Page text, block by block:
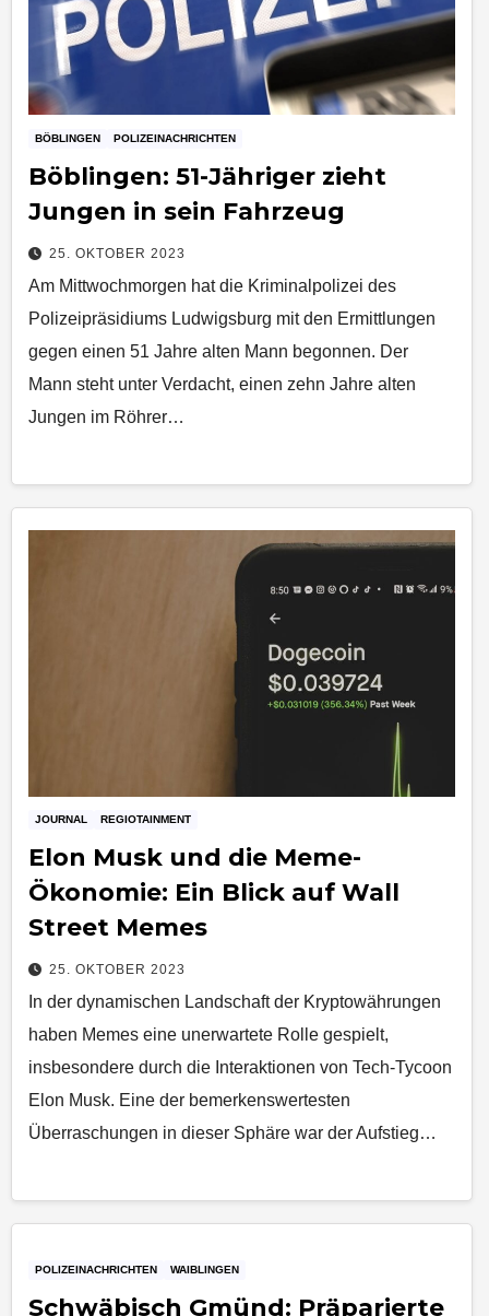
BÖBLINGEN POLIZEINACHRICHTEN
Böblingen: 51-Jähriger zieht
Jungen in sein Fahrzeug
25. OKTOBER 2023
Am Mittwochmorgen hat die Kriminalpolizei des
Polizeipräsidiums Ludwigsburg mit den Ermittlungen
gegen einen 51 Jahre alten Mann begonnen. Der
Mann steht unter Verdacht, einen zehn Jahre alten
Jungen im Röhrer…
JOURNAL REGIOTAINMENT
Elon Musk und die Meme-
Ökonomie: Ein Blick auf Wall
Street Memes
25. OKTOBER 2023
In der dynamischen Landschaft der Kryptowährungen
haben Memes eine unerwartete Rolle gespielt,
insbesondere durch die Interaktionen von Tech-Tycoon
Elon Musk. Eine der bemerkenswertesten
Überraschungen in dieser Sphäre war der Aufstieg…
POLIZEINACHRICHTEN WAIBLINGEN
Schwäbisch Gmünd: Präparierte